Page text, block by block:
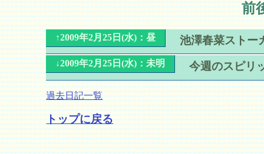
前
↑2009年2月25日(水)：昼 池澤春菜ストー
↓2009年2月25日(水)：未明 今週のスピリ
過去日記一覧
トップに戻る